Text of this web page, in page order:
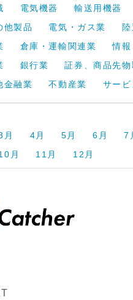
電気機器
輸送用機器
他製品 電気・ガス業
倉庫・運輸関連業
情報
銀行業
証券、商品先物
金融業 不動産業 サービ
月 4月 5月 6月
7
月 11月 12月